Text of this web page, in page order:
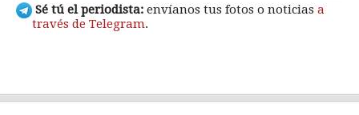
Sé tú el periodista: envíanos tus fotos o noticias a
través de Telegram.